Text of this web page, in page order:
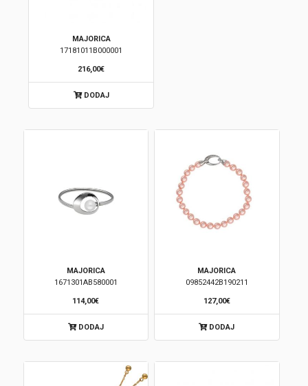
MAJORICA
17181011B000001
216,00€
DODAJ
MAJORICA
1671301AB580001
114,00€
DODAJ
MAJORICA
09852442B190211
127,00€
DODAJ